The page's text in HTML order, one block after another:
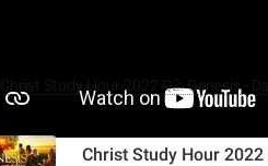
Christ Study Hour 2022 Q2: Genesis -
Christ Study Hour